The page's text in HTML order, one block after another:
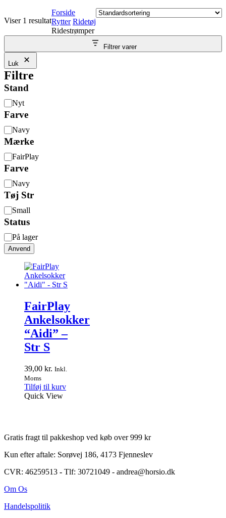
Viser 1 resultat
Forside
Rytter Ridetøj
Ridestrømper
Filtrer varer
Luk
Filtre
Stand
Stand
Nyt
Farve
FarveNavy
Mærke
Mærke
FairPlay
Farve
FarveNavy
Tøj Str
Tøj
Str
Small
Status
Status
På lager
Anvend
FairPlay
Ankelsokker
“Aidi” –
Str S
39,00 kr. Inkl.
Moms
Tilføj til kurv
Quick View
Gratis fragt til pakkeshop ved køb over 999 kr
Kun efter aftale: Sorøvej 186, 4173 Fjenneslev
CVR: 46259513 - Tlf: 30721049 - andrea@horsio.dk
Om Os
Handelspolitik